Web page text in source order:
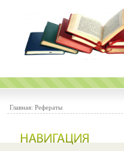
Главная: Рефераты